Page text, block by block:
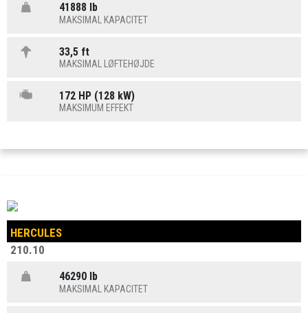
41888 lb
MAKSIMAL KAPACITET
33,5 ft
MAKSIMAL LØFTEHØJDE
172 HP (128 kW)
MAKSIMUM EFFEKT
HERCULES
210.10
46290 lb
MAKSIMAL KAPACITET